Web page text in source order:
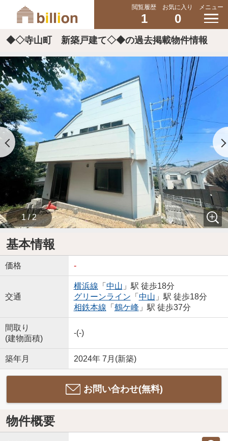
閲覧履歴
1
お気に入り
0
メニュー
◆◇寺山町 新築戸建て◇◆の過去掲載物件情報
1 / 2
基本情報
価格 -
交通
横浜線 「 中山 」駅 徒歩18分
グリーンライン 「 中山 」駅 徒歩18分
相鉄本線 「 鶴ケ峰 」駅 徒歩37分
間取り
(建物面積)
-(-)
築年月 2024年 7月(新築)
お問い合わせ(無料)
物件概要